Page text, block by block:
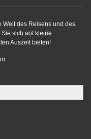
Welt des Reisens und des
sich auf kleine
Auszeit bieten!